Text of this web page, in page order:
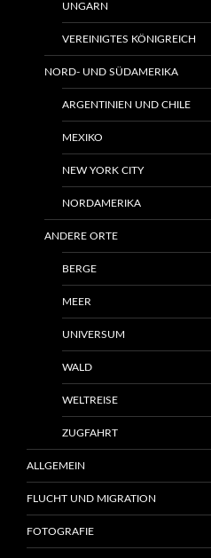
UNGARN
VEREINIGTES KÖNIGREICH
NORD- UND SÜDAMERIKA
ARGENTINIEN UND CHILE
MEXIKO
NEW YORK CITY
NORDAMERIKA
ANDERE ORTE
BERGE
MEER
UNIVERSUM
WALD
WELTREISE
ZUGFAHRT
ALLGEMEIN
FLUCHT UND MIGRATION
FOTOGRAFIE